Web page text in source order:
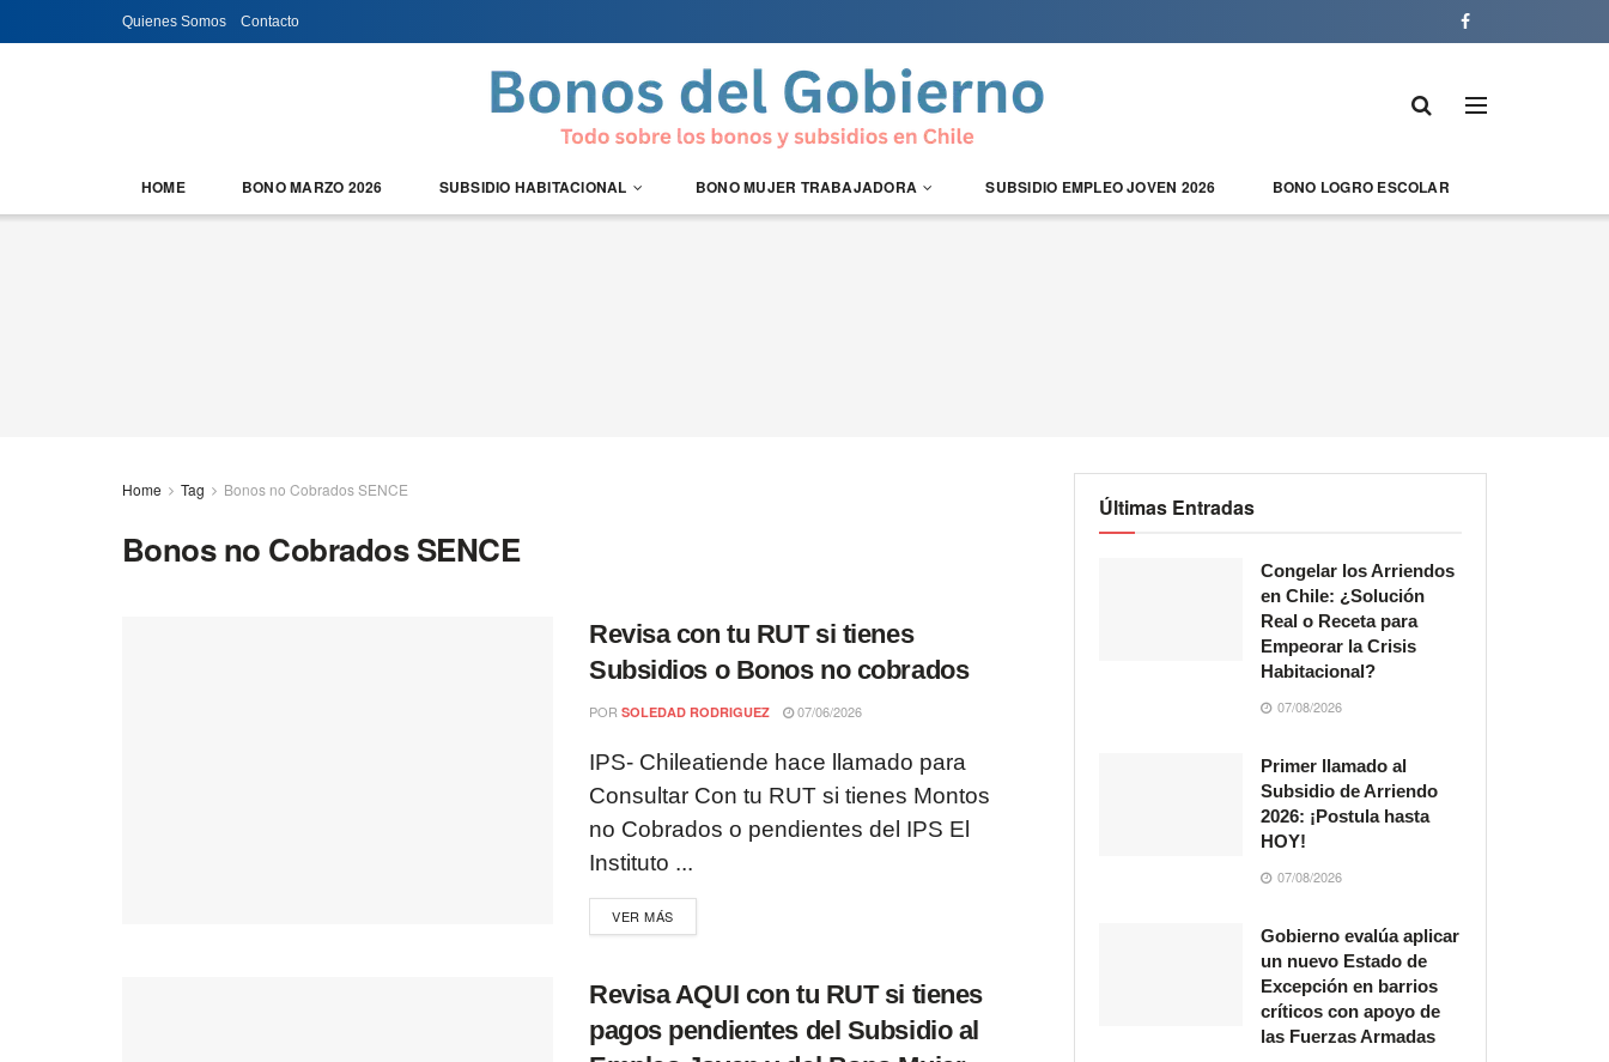
Quienes Somos Contacto
HOME BONO MARZO 2026 SUBSIDIO HABITACIONAL BONO MUJER TRABAJADORA SUBSIDIO EMPLEO JOVEN 2026 BONO LOGRO ESCOLAR
Home Tag Bonos no Cobrados SENCE
Bonos no Cobrados SENCE
Revisa con tu RUT si tienes
Subsidios o Bonos no cobrados
POR SOLEDAD RODRIGUEZ 07/06/2026
IPS- Chileatiende hace llamado para
Consultar Con tu RUT si tienes Montos
no Cobrados o pendientes del IPS El
Instituto ...
VER MÁS
Revisa AQUI con tu RUT si tienes
pagos pendientes del Subsidio al
Últimas Entradas
Congelar los Arriendos
en Chile: ¿Solución
Real o Receta para
Empeorar la Crisis
Habitacional?
07/08/2026
Primer llamado al
Subsidio de Arriendo
2026: ¡Postula hasta
HOY!
07/08/2026
Gobierno evalúa aplicar
un nuevo Estado de
Excepción en barrios
críticos con apoyo de
las Fuerzas Armadas